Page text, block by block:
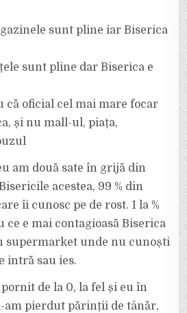
sunt pline iar Biserica
sunt pline dar Biserica e
că oficial cel mai mare focar
și nu mall-ul, piața,
am două sate în grijă din
acestea, 99 % din
îi cunosc pe de rost. 1 la %
ce e mai contagioasă Biserica
supermarket unde nu cunoști
intră sau ies.
de la 0, la fel și eu în
am pierdut părinții de tânăr,